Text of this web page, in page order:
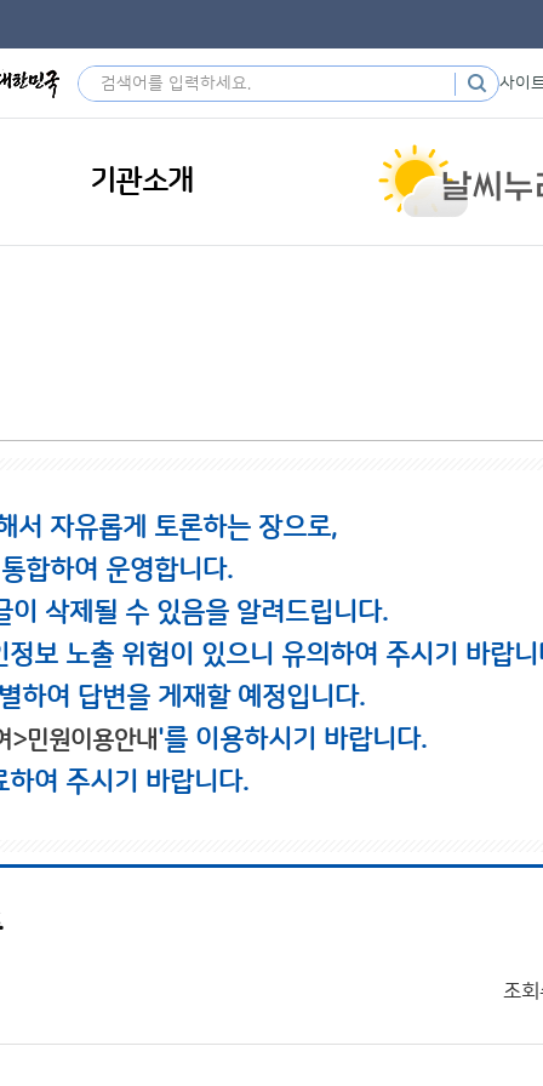
사이
기관소개
서 자유롭게 토론하는 장으로,
합하여 운영합니다.
삭제될 수 있음을 알려드립니다.
보 노출 위험이 있으니 유의하여 주시기 바랍니
하여 답변을 게재할 예정입니다.
>민원이용안내'를 이용하시기 바랍니다.
여 주시기 바랍니다.
조회